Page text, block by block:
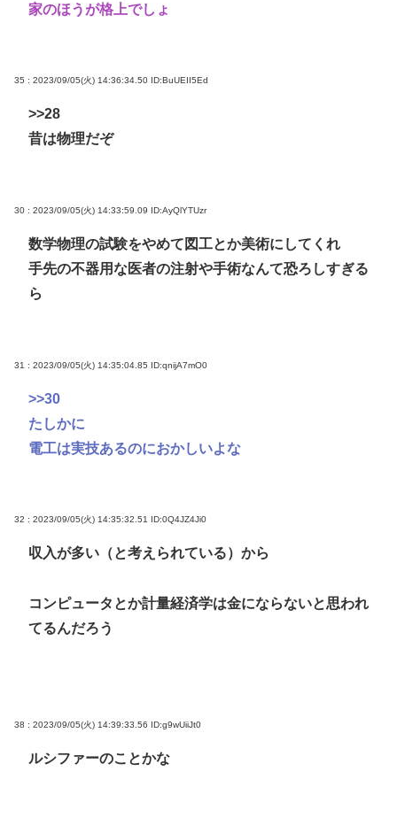
家のほうが格上でしょ
35 : 2023/09/05(火) 14:36:34.50 ID:BuUEII5Ed
>>28
昔は物理だぞ
30 : 2023/09/05(火) 14:33:59.09 ID:AyQlYTUzr
数学物理の試験をやめて図工とか美術にしてくれ
手先の不器用な医者の注射や手術なんて恐ろしすぎる
ら
31 : 2023/09/05(火) 14:35:04.85 ID:qnijA7mO0
>>30
たしかに
電工は実技あるのにおかしいよな
32 : 2023/09/05(火) 14:35:32.51 ID:0Q4JZ4Ji0
収入が多い（と考えられている）から
コンピュータとか計量経済学は金にならないと思われ
てるんだろう
38 : 2023/09/05(火) 14:39:33.56 ID:g9wUiiJt0
ルシファーのことかな